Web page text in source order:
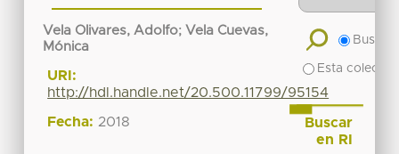
Vela Olivares, Adolfo; Vela Cuevas,
Mónica
URI:
http://hdl.handle.net/20.500.11799/95154
Fecha: 2018
Buscar
Esta
Buscar
en RI